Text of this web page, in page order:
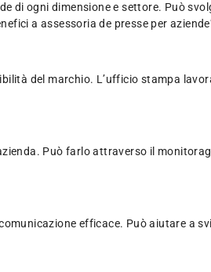
di ogni dimensione e settore. Può
a assessoria de presse per
del marchio. L’ufficio stampa
Può farlo attraverso il
efficace. Può aiutare a